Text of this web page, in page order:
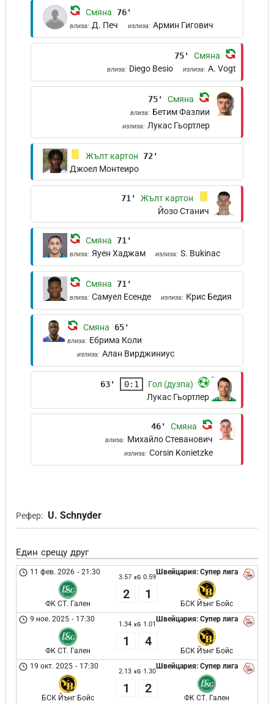
Смяна 76'
влиза: Д. Печ излиза: Армин Гигович
75' Смяна
влиза: Diego Besio излиза: A. Vogt
75' Смяна
влиза: Бетим Фазлии
излиза: Лукас Гьортлер
Жълт картон
72'
Джоел Монтеиро
71'
Жълт картон
Йозо Станич
Смяна 71'
влиза: Яуен Хаджам излиза: S. Bukinac
Смяна 71'
влиза: Самуел Есенде излиза: Крис Бедия
Смяна 65'
влиза: Ебрима Коли
излиза: Алан Вирджиниус
63' 0:1
Гол (дузпа)
Лукас Гьортлер
46' Смяна
влиза: Михайло Стеванович
излиза: Corsin Konietzke
Рефер: U. Schnyder
Един срещу друг
Швейцария: Супер лига
11 фев. 2026 - 21:30
ФК СТ. Гален
3.57 xG 0.59
2 1
БСК Йънг Бойс
Швейцария: Супер лига
9 ное. 2025 - 17:30
ФК СТ. Гален
1.34 xG 1.01
1 4
БСК Йънг Бойс
Швейцария: Супер лига
19 окт. 2025 - 17:30
БСК Йънг Бойс
2.13 xG 1.30
1 2
ФК СТ. Гален